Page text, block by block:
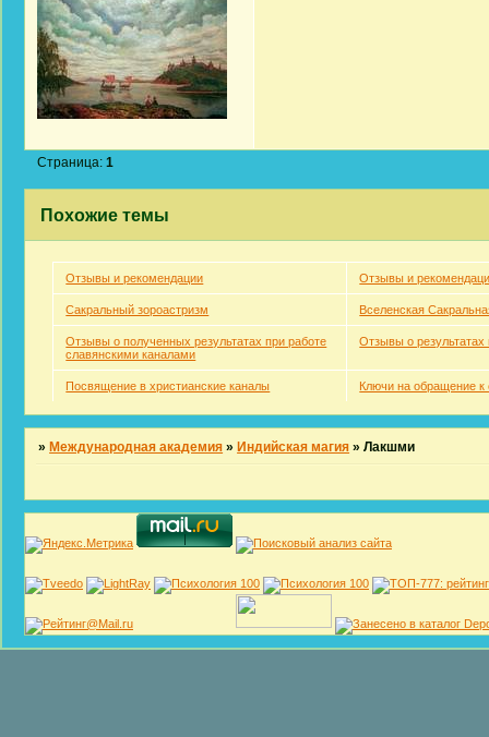
Страница:1
Похожие темы
Отзывы и рекомендации Отзывы и
Сакральный зороастризм Вселенская
Отзывы о полученных результатах при работе
славянскими каналами
Отзывы о
Посвящение в христианские каналы Ключи на обращение
»Международная академия »Индийская магия »Лакшми